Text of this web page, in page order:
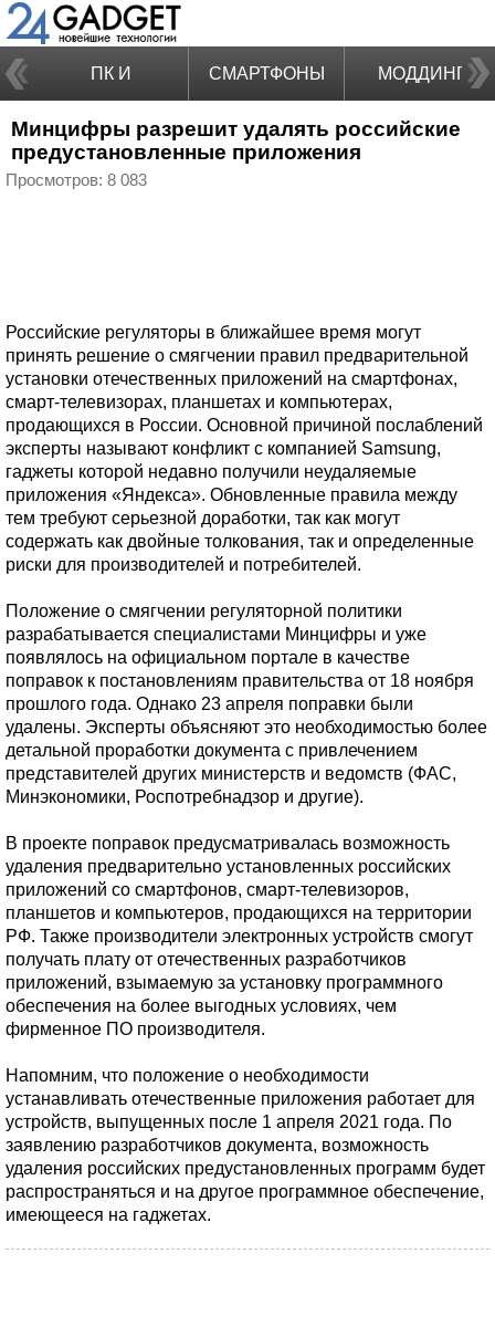
ПК И
НОУТБУКИ
СМАРТФОНЫ МОДДИНГ
Минцифры разрешит удалять российские
предустановленные приложения
Просмотров: 8 083
Российские регуляторы в ближайшее время могут
принять решение о смягчении правил предварительной
установки отечественных приложений на смартфонах,
смарт-телевизорах, планшетах и компьютерах,
продающихся в России. Основной причиной послаблений
эксперты называют конфликт с компанией Samsung,
гаджеты которой недавно получили неудаляемые
приложения «Яндекса». Обновленные правила между
тем требуют серьезной доработки, так как могут
содержать как двойные толкования, так и определенные
риски для производителей и потребителей.
Положение о смягчении регуляторной политики
разрабатывается специалистами Минцифры и уже
появлялось на официальном портале в качестве
поправок к постановлениям правительства от 18 ноября
прошлого года. Однако 23 апреля поправки были
удалены. Эксперты объясняют это необходимостью более
детальной проработки документа с привлечением
представителей других министерств и ведомств (ФАС,
Минэкономики, Роспотребнадзор и другие).
В проекте поправок предусматривалась возможность
удаления предварительно установленных российских
приложений со смартфонов, смарт-телевизоров,
планшетов и компьютеров, продающихся на территории
РФ. Также производители электронных устройств смогут
получать плату от отечественных разработчиков
приложений, взымаемую за установку программного
обеспечения на более выгодных условиях, чем
фирменное ПО производителя.
Напомним, что положение о необходимости
устанавливать отечественные приложения работает для
устройств, выпущенных после 1 апреля 2021 года. По
заявлению разработчиков документа, возможность
удаления российских предустановленных программ будет
распространяться и на другое программное обеспечение,
имеющееся на гаджетах.